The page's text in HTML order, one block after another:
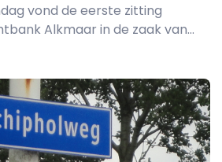
vond de eerste zitting
Alkmaar in de zaak van...